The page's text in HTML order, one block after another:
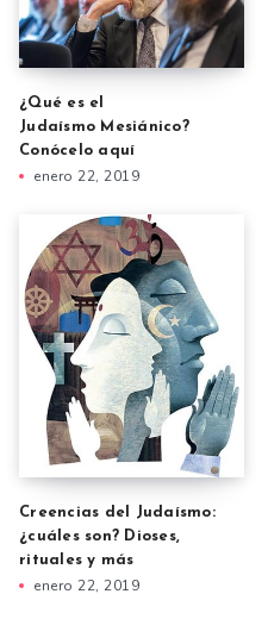
¿Qué es el
Judaísmo Mesiánico?
Conócelo aquí
enero 22, 2019
Creencias del Judaísmo:
¿cuáles son? Dioses,
rituales y más
enero 22, 2019